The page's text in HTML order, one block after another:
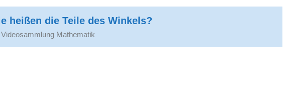
heißen die Teile des Winkels?
Videosammlung Mathematik